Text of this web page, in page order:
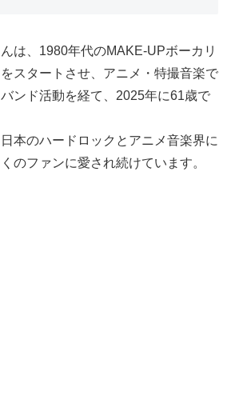
は、1980年代のMAKE-UPボーカリ
スタートさせ、アニメ・特撮音楽で
ンド活動を経て、2025年に61歳で
本のハードロックとアニメ音楽界に
のファンに愛され続けています。